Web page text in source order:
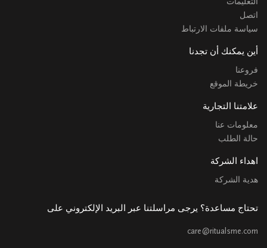
اتصل
سياسة ملفات الارتباط
أين يمكنك أن تجدنا
فروعنا
خريطة الموقع
علامتنا التجارية
معلومات عنا
حالة الطلب
اهداء الشركة
هدية الشركة
تحتاج مساعدة؟ يرجى مراسلتنا عبر البريد الإلكتروني على
care@ritualsme.com